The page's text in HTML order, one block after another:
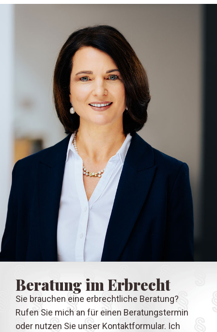
Beratung im Erbrecht
Sie brauchen eine erbrechtliche Beratung?
Rufen Sie mich an für einen Beratungstermin
oder nutzen Sie unser Kontaktformular. Ich